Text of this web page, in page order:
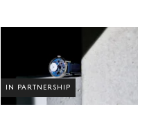
IN PARTNERSHIP